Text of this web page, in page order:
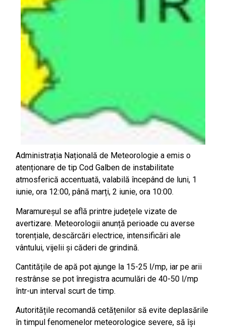
Administrația Națională de Meteorologie a emis o
atenționare de tip Cod Galben de instabilitate
atmosferică accentuată, valabilă începând de luni, 1
iunie, ora 12:00, până marți, 2 iunie, ora 10:00.
Maramureșul se află printre județele vizate de
avertizare. Meteorologii anunță perioade cu averse
torențiale, descărcări electrice, intensificări ale
vântului, vijelii și căderi de grindină.
Cantitățile de apă pot ajunge la 15-25 l/mp, iar pe arii
restrânse se pot înregistra acumulări de 40-50 l/mp
într-un interval scurt de timp.
Autoritățile recomandă cetățenilor să evite deplasările
în timpul fenomenelor meteorologice severe, să își